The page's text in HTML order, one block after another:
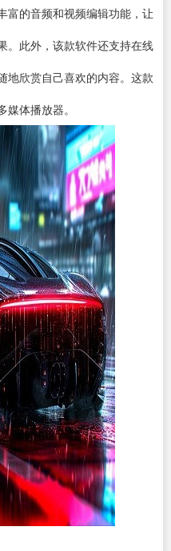
富的音频和视频编辑功能，让
。此外，该款软件还支持在线
地欣赏自己喜欢的内容。这款
体播放器。